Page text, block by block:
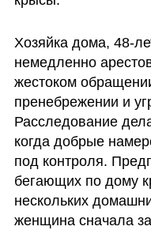
Хозяйка дома, 48-
немедленно
жестоком
пренебрежении и
Расследование
когда добрые
под контроля.
бегающих по дому
нескольких
женщина сначала